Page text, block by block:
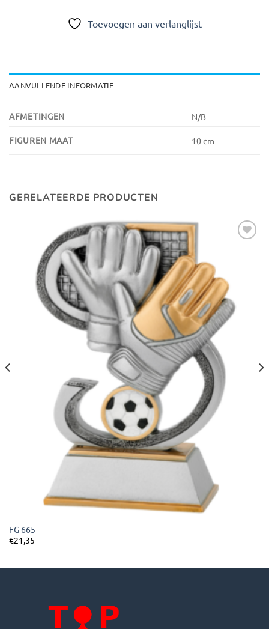
Toevoegen aan verlanglijst
AANVULLENDE INFORMATIE
AFMETINGEN N/B
FIGUREN MAAT 10 cm
GERELATEERDE PRODUCTEN
FG 665
€21,35